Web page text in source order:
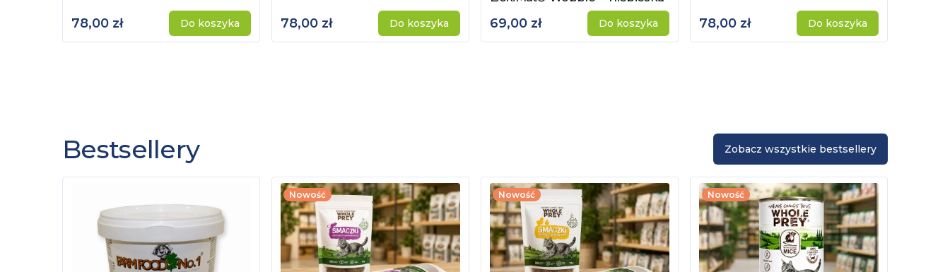
78,00 zł Do koszyka 78,00 zł Do koszyka 69,00 zł Do koszyka 78,00 zł Do koszyka
Bestsellery Zobacz wszystkie bestsellery
Nowość Nowość Nowość